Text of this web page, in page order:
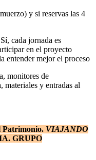
y si reservas las 4
cada jornada es
en el proyecto
entender mejor el proceso
monitores de
materiales y entradas al
Patrimonio. VIAJANDO
GRUPO